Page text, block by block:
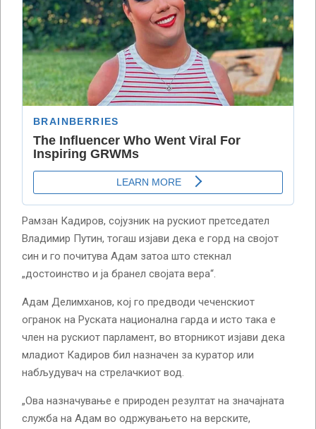
Рамзан Кадиров, сојузник на рускиот претседател
Владимир Путин, тогаш изјави дека е горд на својот
син и го почитува Адам затоа што стекнал
„достоинство и ја бранел својата вера“.
Адам Делимханов, кој го предводи чеченскиот
огранок на Руската национална гарда и исто така е
член на рускиот парламент, во вторникот изјави дека
младиот Кадиров бил назначен за куратор или
набљудувач на стрелачкиот вод.
„Ова назначување е природен резултат на значајната
служба на Адам во одржувањето на верските,